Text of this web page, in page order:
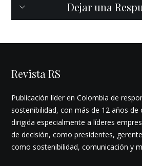
Dejar una
Revista RS
Publicación líder en Colombia de
sostenibilidad, con más de 12 años de
dirigida especialmente a líderes
de decisión, como presidentes,
como sostenibilidad, comunicación y